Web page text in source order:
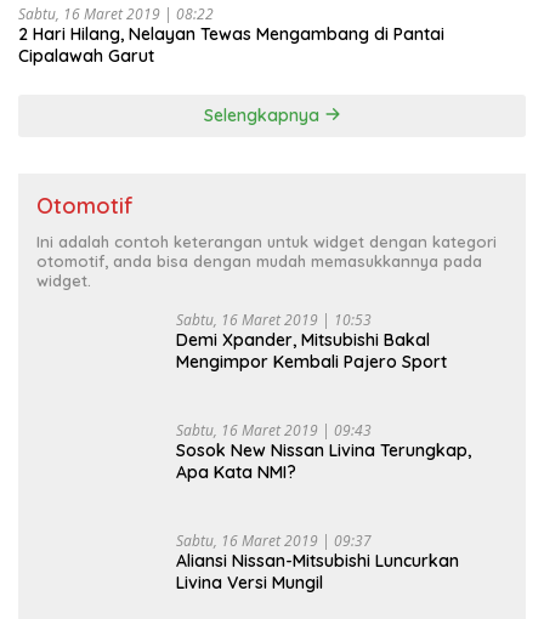
Sabtu, 16 Maret 2019 | 08:22
2 Hari Hilang, Nelayan Tewas Mengambang di Pantai
Cipalawah Garut
Selengkapnya
Otomotif
Ini adalah contoh keterangan untuk widget dengan kategori
otomotif, anda bisa dengan mudah memasukkannya pada
widget.
Sabtu, 16 Maret 2019 | 10:53
Demi Xpander, Mitsubishi Bakal
Mengimpor Kembali Pajero Sport
Sabtu, 16 Maret 2019 | 09:43
Sosok New Nissan Livina Terungkap,
Apa Kata NMI?
Sabtu, 16 Maret 2019 | 09:37
Aliansi Nissan-Mitsubishi Luncurkan
Livina Versi Mungil